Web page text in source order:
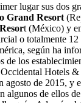
lugar sus dos
Grand Resort
t (México) y
o totalmente 12
según ha
de los
Hotels
de 2015, y
algunos de ellos